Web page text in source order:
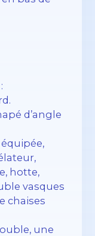
d’angle
hotte,
vasques
chaises
une